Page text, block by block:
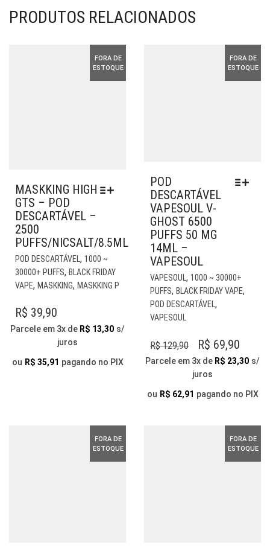
PRODUTOS RELACIONADOS
FORA DE
ESTOQUE
MASKKING HIGH
GTS – POD
DESCARTÁVEL –
2500
PUFFS/NICSALT/8.5ML
POD DESCARTÁVEL, 1000 ~
30000+ PUFFS, BLACK FRIDAY
VAPE, MASKKING, MASKKING P
PRODUTO
VARIANTES.
OPÇÕES
SER
PÁGINA
PRODUTO
R$ 39,90
Parcele em 3x de R$ 13,30 s/
juros
ou R$ 35,91 pagando no PIX
FORA DE
ESTOQUE
POD
DESCARTÁVEL
VAPESOUL V-
GHOST 6500
PUFFS 50 MG
14ML –
VAPESOUL
VAPESOUL, 1000 ~ 30000+
PUFFS, BLACK FRIDAY VAPE,
POD DESCARTÁVEL,
VAPESOUL
R$129,90
O
PREÇO
ORIGINAL
ERA:
R$ 69,90
É:
Parcele em 3x de R$ 23,30 s/
juros
ou R$ 62,91 pagando no PIX
FORA DE
ESTOQUE
FORA DE
ESTOQUE